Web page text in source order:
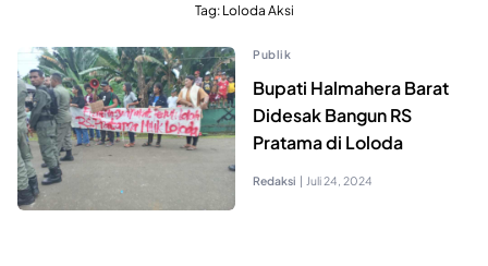
Tag: Loloda Aksi
Publik
Bupati Halmahera Barat
Didesak Bangun RS
Pratama di Loloda
Redaksi | Juli 24, 2024